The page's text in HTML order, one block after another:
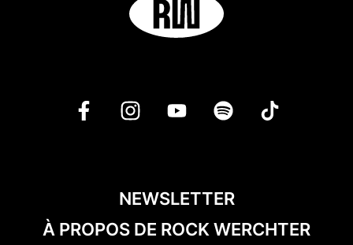
NEWSLETTER
À PROPOS DE ROCK WERCHTER